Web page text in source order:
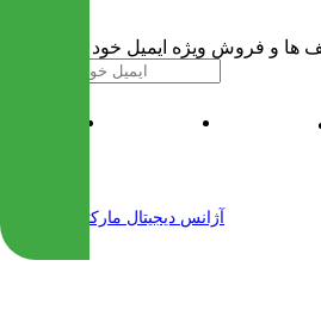
ها و فروش ویژه ایمیل خود را وارد کنید
آژانس دیجیتال مارکتینگ مهرنت